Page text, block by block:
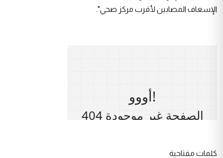
الإسعاف المصابين لأقرب مركز صحي".
كلمات مفتاحية